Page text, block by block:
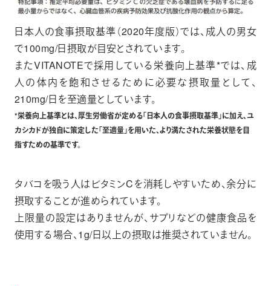
日本人の食事摂取基準（2020年度版）では、成人の男女
で100mg/日摂取が目安とされています。
またVITANOTEで採用している栄養向上基準*では、成
人の体内を飽和させるために必要な摂取量として、
210mg/日を至適量としています。
*栄養向上基準とは、厚生労働省が定める「日本人の食事摂取基準」に加え、ユ
カシカドが独自に策定した「至適量」を用いた、より満たされた栄養状態を目
指すための基準です。
タバコを吸う人はビタミンCを消耗しやすいため、余分に
摂取することが進められています。
上限量の設定はありませんが、サプリなどの健康食品を
使用する場合、1g/日以上の摂取は推奨されていません。